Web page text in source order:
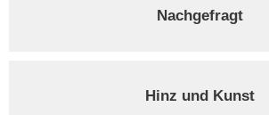
Nachgefragt
Hinz und Kunst